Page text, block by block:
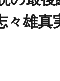
々雄真